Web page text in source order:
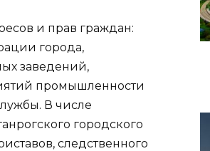
и прав граждан:
города,
заведений,
промышленности
В числе
городского
следственного